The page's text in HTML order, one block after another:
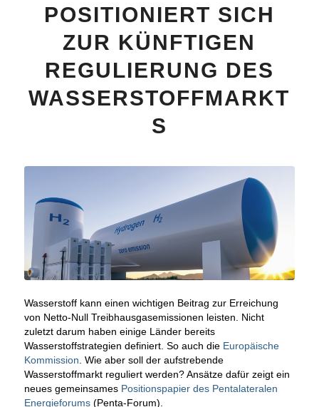
POSITIONIERT SICH
ZUR KÜNFTIGEN
REGULIERUNG DES
WASSERSTOFFMARKT
S
Wasserstoff kann einen wichtigen Beitrag zur Erreichung
von Netto-Null Treibhausgasemissionen leisten. Nicht
zuletzt darum haben einige Länder bereits
Wasserstoffstrategien definiert. So auch die Europäische
Kommission . Wie aber soll der aufstrebende
Wasserstoffmarkt reguliert werden? Ansätze dafür zeigt ein
neues gemeinsames Positionspapier des Pentalateralen
Energieforums(Penta-Forum).